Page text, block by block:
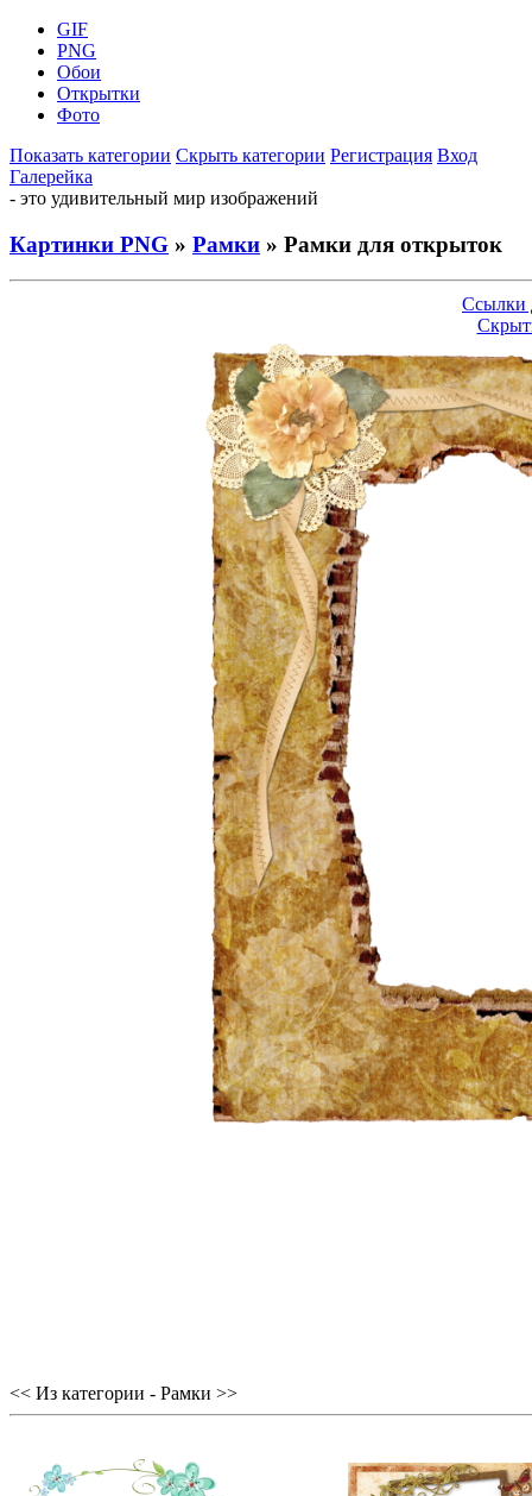
GIF
PNG
Обои
Открытки
Фото
Показать категории Скрыть категории Регистрация Вход
Галерейка
- это удивительный мир изображений
Картинки PNG » Рамки » Рамки для открыток
Ссылки
<< Из категории - Рамки >>